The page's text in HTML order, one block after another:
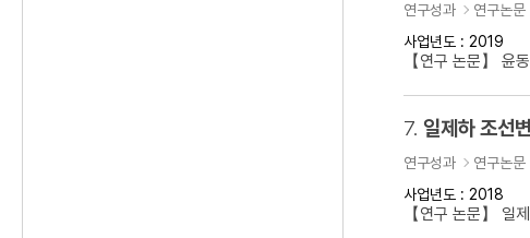
연구성과
연구논문
사업년도 : 2019
【연구 논문】
7. 일제하 조선
연구성과
연구논문
사업년도 : 2018
【연구 논문】